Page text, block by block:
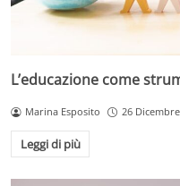
L’educazione come
Marina Esposito 26
Leggi di più